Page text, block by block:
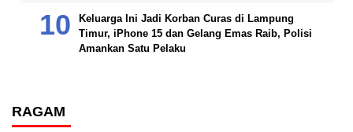
Keluarga Ini Jadi Korban Curas di Lampung
Timur, iPhone 15 dan Gelang Emas Raib, Polisi
Amankan Satu Pelaku
RAGAM